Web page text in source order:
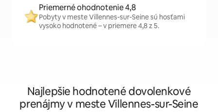
Priemerné ohodnotenie 4,8
Pobyty v meste Villennes-sur-Seine sú hosťami
vysoko hodnotené – v priemere 4,8 z 5.
Najlepšie hodnotené dovolenkové
prenájmy v meste Villennes-sur-Seine